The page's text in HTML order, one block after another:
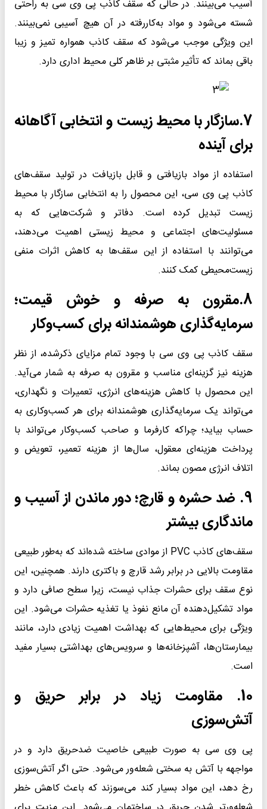
آسیب می‌بینند. در حالی که سقف کاذب پی وی سی به راحتی
شسته می‌شود و مواد به‌کاررفته در آن هیچ آسیبی نمی‌بینند.
این ویژگی موجب می‌شود که سقف کاذب همواره تمیز و زیبا
باقی بماند که تأثیر مثبتی بر ظاهر کلی محیط اداری دارد.
7.سازگار با محیط زیست و انتخابی آگاهانه
برای آینده
استفاده از مواد بازیافتی و قابل بازیافت در تولید سقف‌های
کاذب پی وی سی، این محصول را به انتخابی سازگار با محیط
زیست تبدیل کرده است. دفاتر و شرکت‌هایی که به
مسئولیت‌های اجتماعی و محیط زیستی اهمیت می‌دهند،
می‌توانند با استفاده از این سقف‌ها به کاهش اثرات منفی
زیست‌محیطی کمک کنند.
8.مقرون به صرفه و خوش قیمت؛
سرمایه‌گذاری هوشمندانه برای کسب‌وکار
سقف کاذب پی وی سی با وجود تمام مزایای ذکرشده، از نظر
هزینه نیز گزینه‌ای مناسب و مقرون به صرفه به شمار می‌آید.
این محصول با کاهش هزینه‌های انرژی، تعمیرات و نگهداری،
می‌تواند یک سرمایه‌گذاری هوشمندانه برای هر کسب‌وکاری به
حساب بیاید؛ چراکه کارفرما و صاحب کسب‌وکار می‌تواند با
پرداخت هزینه‌ای معقول، سال‌ها از هزینه تعمیر، تعویض و
اتلاف انرژی مصون بماند.
9. ضد حشره و قارچ؛ دور ماندن از آسیب و
ماندگاری بیشتر
سقف‌های کاذب PVC از موادی ساخته شده‌اند که به‌طور طبیعی
مقاومت بالایی در برابر رشد قارچ و باکتری‌ دارند. همچنین، این
نوع سقف برای حشرات جذاب نیست، زیرا سطح صافی دارد و
مواد تشکیل‌دهنده آن مانع نفوذ یا تغذیه حشرات می‌شود. این
ویژگی برای محیط‌هایی که بهداشت اهمیت زیادی دارد، مانند
بیمارستان‌ها، آشپزخانه‌ها و سرویس‌های بهداشتی بسیار مفید
است.
10. مقاومت زیاد در برابر حریق و
آتش‌سوزی
پی وی سی به‌ صورت طبیعی خاصیت ضدحریق دارد و در
مواجهه با آتش به سختی شعله‌ور می‌شود. حتی اگر آتش‌سوزی
رخ دهد، این مواد بسیار کند می‌سوزند که باعث کاهش خطر